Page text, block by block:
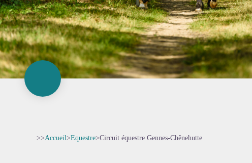
>>Accueil>Equestre>Circuit équestre Gennes-Chênehutte